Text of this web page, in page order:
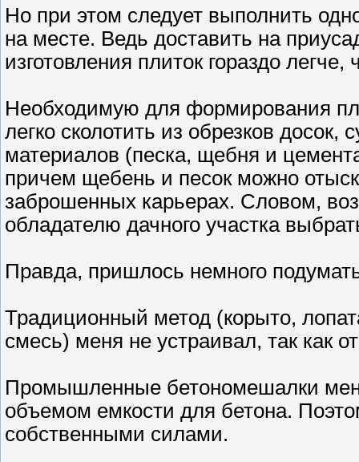
Но при этом следует выполнить
на месте. Ведь доставить на
изготовления плиток гораздо
Необходимую для формирования
легко сколотить из обрезков
материалов (песка, щебня и
причем щебень и песок можно
заброшенных карьерах. Словом,
обладателю дачного участка
Правда, пришлось немного
Традиционный метод (корыто,
смесь) меня не устраивал, так как
Промышленные бетономешалки
объемом емкости для бетона.
собственными силами.